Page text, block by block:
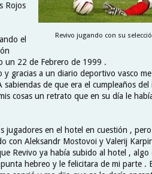
Revivo jugando con su
Rojos
el
un 22 de Febrero de 1999 .
y gracias a un diario deportivo vasco me
de que era el cumpleaños del
cosas un retrato que en su día le
jugadores en el hotel en cuestión ,
con Aleksandr Mostovoi y Valerij
Revivo ya había subido al hotel , algo
hebreo y le felicitara de mi parte .